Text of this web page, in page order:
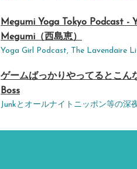
Megumi Yoga Tokyo Podcast -
Megumi（西島恵）
Yoga Girl Podcast, The Lavendaire
ゲームばっかりやってるとこ
Boss
Junkとオールナイトニッポン等の深